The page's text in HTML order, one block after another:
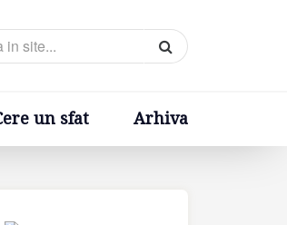
un sfat Arhiva